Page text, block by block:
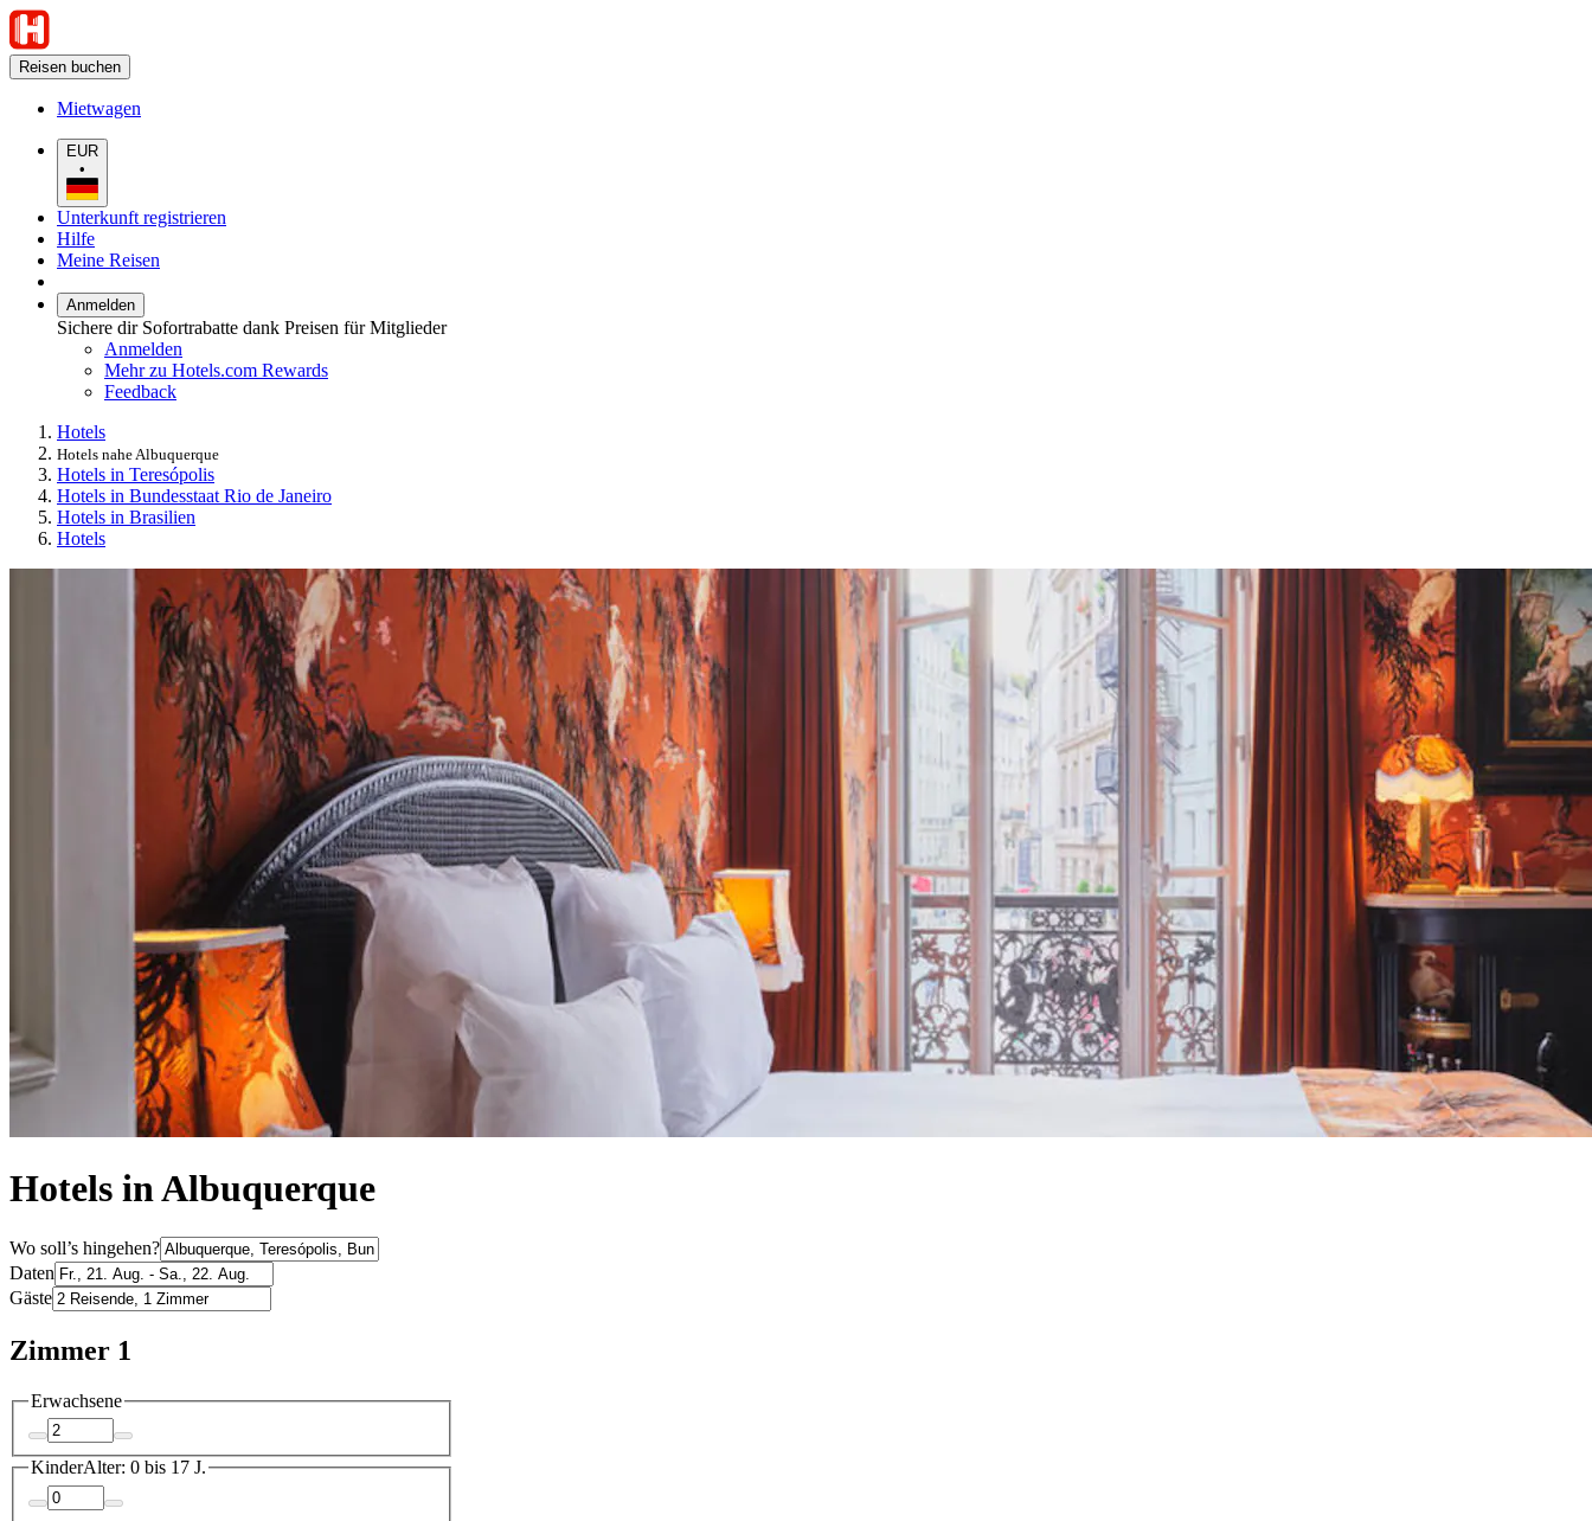
Reisen buchen
Mietwagen
EUR
•
Unterkunft registrieren
Hilfe
Meine Reisen
Anmelden
Sichere dir Sofortrabatte dank Preisen für Mitglieder
Anmelden
Mehr zu Hotels.com Rewards
Feedback
Hotels
Hotels nahe Albuquerque
Hotels in Teresópolis
Hotels in Bundesstaat Rio de Janeiro
Hotels in Brasilien
Hotels
Hotels in Albuquerque
Wo soll’s hingehen?
Daten
Gäste
Zimmer 1
Erwachsene
KinderAlter: 0 bis 17 J.